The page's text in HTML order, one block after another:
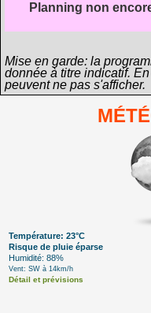
Planning non
Mise en garde: la
donnée à titre indicatif.
peuvent ne pas s'afficher.
Température: 23°C
Risque de pluie éparse
Humidité: 88%
Vent: SW à 14km/h
Détail et prévisions